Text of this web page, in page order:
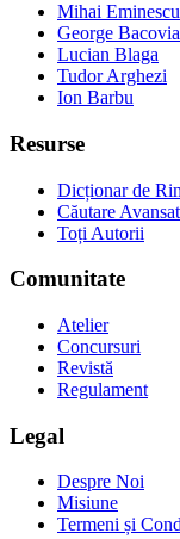
Mihai Eminescu
George Bacovia
Lucian Blaga
Tudor Arghezi
Ion Barbu
Resurse
Dicționar de
Căutare
Toți Autorii
Comunitate
Atelier
Concursuri
Revistă
Regulament
Legal
Despre Noi
Misiune
Termeni și